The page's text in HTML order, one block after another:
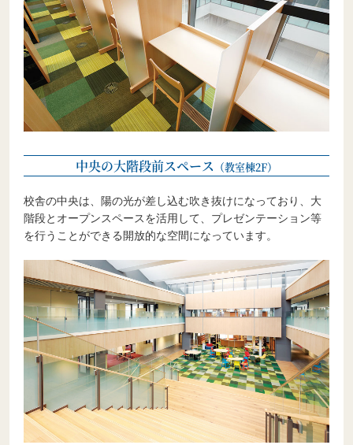
中央の大階段前スペース （教室棟2F）
校舎の中央は、陽の光が差し込む吹き抜けになっており、大
階段とオープンスペースを活用して、プレゼンテーション等
を行うことができる開放的な空間になっています。